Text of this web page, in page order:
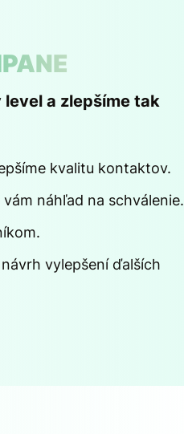
level a zlepšíme tak
kvalitu kontaktov.
náhľad na schválenie.
vylepšení ďalších